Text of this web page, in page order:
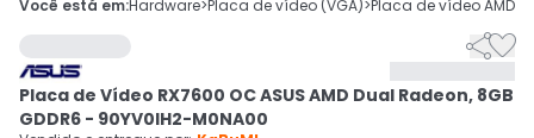
Olá. Acesse sua conta
 Departamentos
Cupons
CADASTRE-SE
Você está em:Hardware>Placa de vídeo (VGA)>Placa de vídeo AMD

Placa de Vídeo RX7600 OC ASUS AMD Dual Radeon, 8GB
GDDR6 - 90YV0IH2-M0NA00